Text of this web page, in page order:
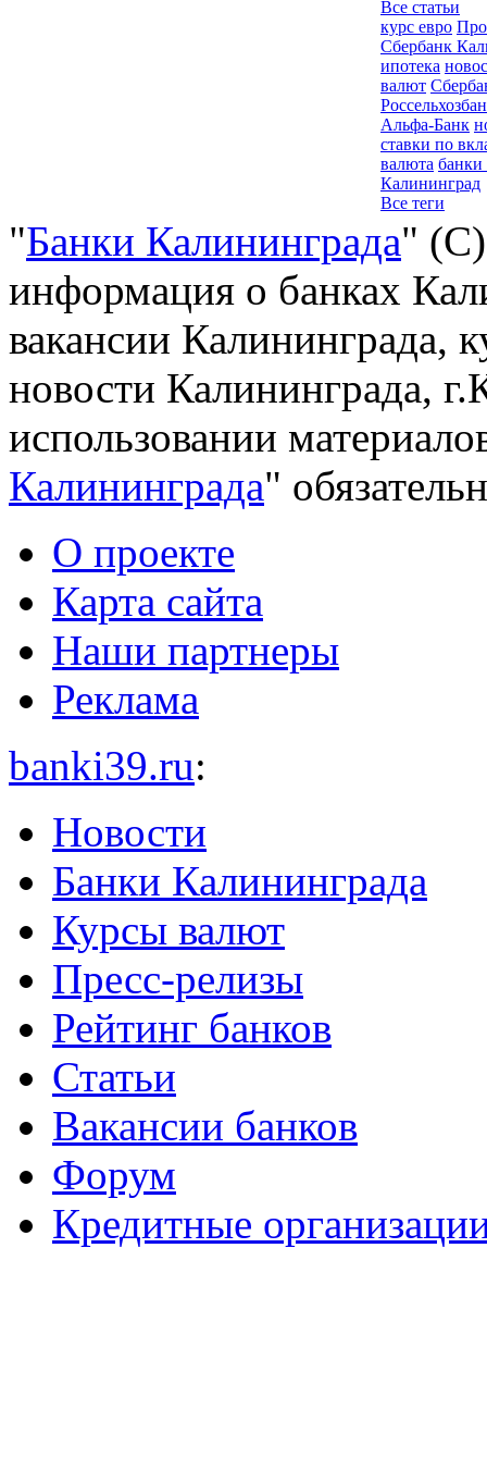
Все статьи
курс евро
Сбербанк
ипотека
валют
Альфа-Банк
ставки по
валюта банки
Калининград
Все теги
"Банки Калининграда"
информация о банках
вакансии Калининграда,
новости Калининграда,
использовании
Калининграда"
О проекте
Карта сайта
Наши партнеры
Реклама
banki39.ru:
Новости
Банки Калининграда
Курсы валют
Пресс-релизы
Рейтинг банков
Статьи
Вакансии банков
Форум
Кредитные